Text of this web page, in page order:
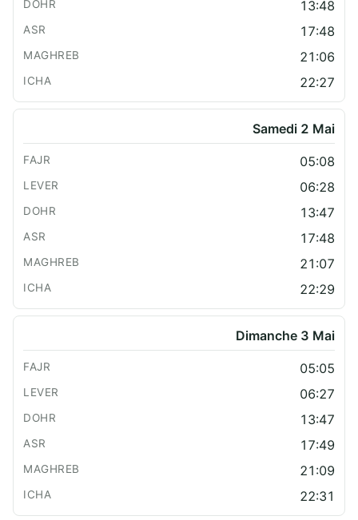
13:48
17:48
21:06
22:27
Samedi 2 Mai
05:08
06:28
13:47
17:48
21:07
22:29
Dimanche 3 Mai
05:05
06:27
13:47
17:49
21:09
22:31